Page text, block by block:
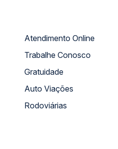
Atendimento Online
Trabalhe Conosco
Gratuidade
Auto Viações
Rodoviárias